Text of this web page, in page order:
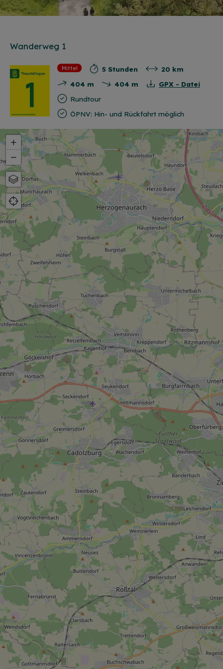
Wanderweg 1
Mittel 5 Stunden
20 km
404 m
404 m
GPX - Datei
Rundtour
ÖPNV: Hin- und Rückfahrt möglich
+
−
Karte
Luftbild